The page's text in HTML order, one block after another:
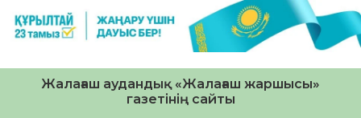
Жалағаш аудандық «Жалағаш жаршысы»
газетінің сайты